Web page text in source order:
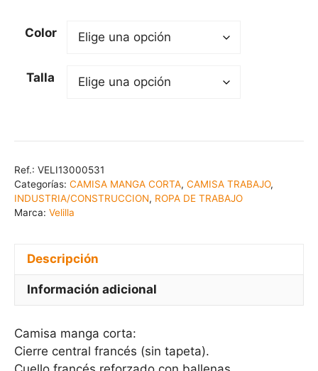
Color
Talla
Ref.: VELI13000531
Categorías: CAMISA MANGA CORTA, CAMISA TRABAJO,
INDUSTRIA/CONSTRUCCION, ROPA DE TRABAJO
Marca: Velilla
Descripción
Información adicional
Camisa manga corta:
Cierre central francés (sin tapeta).